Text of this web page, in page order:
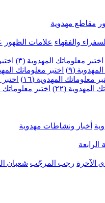
مقاطع مهدوية
السفراء والفقهاء علامات الظهور
اختبر معلوماتك المهدوية (٣)
(٩) اختبر معلوماتك
معلوماتك المهدوية (١٦)
المهدوية (٢٢) اختبر معلوماتك
أخبار ونشاطات مهدوية
الرابعة
الآخرة رجب المرجّب شعبان